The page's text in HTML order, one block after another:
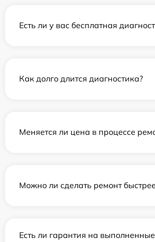
Есть ли у вас бесплатная
Как долго длится диагностика?
Меняется ли цена в процессе
Можно ли сделать ремонт
Есть ли гарантия на выполненные